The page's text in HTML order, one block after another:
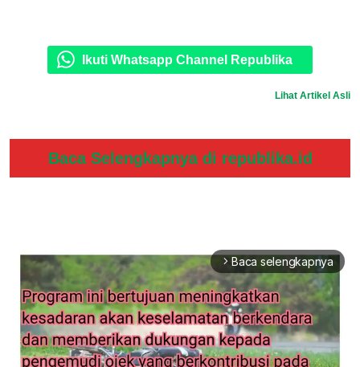
Ikuti Whatsapp Channel Republika
Lihat Artikel Asli
Baca Selengkapnya di republika.id
arrow_forward_ios Baca selengkapnya